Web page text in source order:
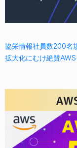
協栄情報社員数200名
拡大化にむけ絶賛